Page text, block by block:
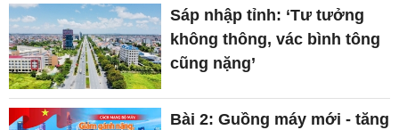
Sáp nhập tỉnh: ‘Tư tưởng
không thông, vác bình tông
cũng nặng’
Bài 2: Guồng máy mới - tăng